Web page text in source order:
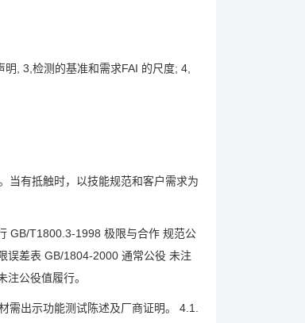
, 3,检测的基准和需求FAI 的尺度; 4,
有抵触时，以技能规范和客户需求为
T1800.3-1998 极限与合作 规范公
误差表 GB/1804-2000 通常公役 未注
公役值履行。
出示功能测试陈述及厂商证明。 4.1.